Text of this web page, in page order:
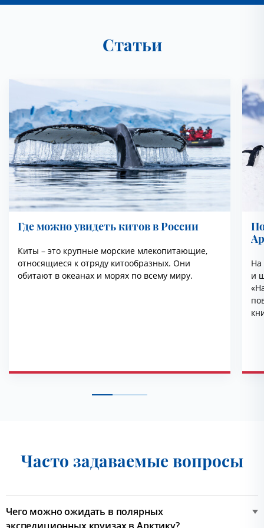
Статьи
Где можно увидеть китов в России
Киты – это крупные морские млекопитающие,
относящиеся к отряду китообразных. Они
обитают в океанах и морях по всему миру.
На
и
Часто задаваемые вопросы
Чего можно ожидать в полярных
экспедиционных круизах в Арктику?